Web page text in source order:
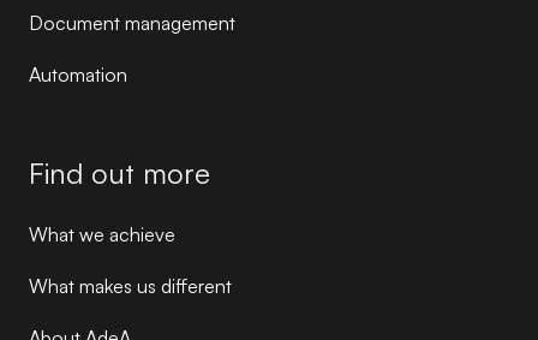
Document management
Automation
Find out more
What we achieve
What makes us different